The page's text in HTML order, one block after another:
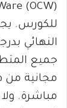
للكورس.
جميع
مجانية من
مباشرة.